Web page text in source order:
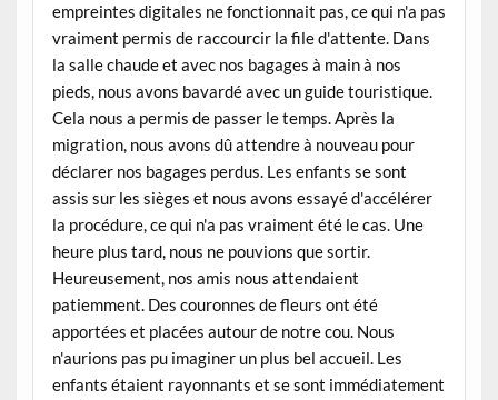
empreintes digitales ne fonctionnait pas, ce qui n'a pas
vraiment permis de raccourcir la file d'attente. Dans
la salle chaude et avec nos bagages à main à nos
pieds, nous avons bavardé avec un guide touristique.
Cela nous a permis de passer le temps. Après la
migration, nous avons dû attendre à nouveau pour
déclarer nos bagages perdus. Les enfants se sont
assis sur les sièges et nous avons essayé d'accélérer
la procédure, ce qui n'a pas vraiment été le cas. Une
heure plus tard, nous ne pouvions que sortir.
Heureusement, nos amis nous attendaient
patiemment. Des couronnes de fleurs ont été
apportées et placées autour de notre cou. Nous
n'aurions pas pu imaginer un plus bel accueil. Les
enfants étaient rayonnants et se sont immédiatement